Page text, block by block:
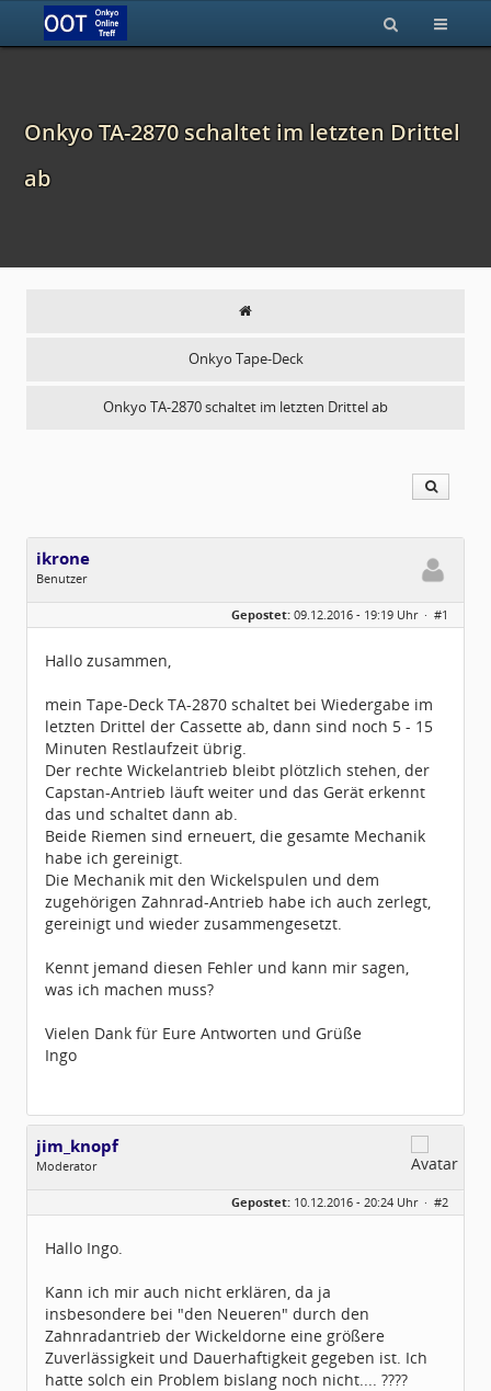
Onkyo TA-2870 schaltet im letzten Drittel
ab
Onkyo Tape-Deck
Onkyo TA-2870 schaltet im letzten Drittel ab
ikrone
Benutzer
Geschlecht:
Alter:
62
Dabei seit:
07 / 2015
Gepostet: 09.12.2016 - 19:19 Uhr · #1
Hallo zusammen,
mein Tape-Deck TA-2870 schaltet bei Wiedergabe im
letzten Drittel der Cassette ab, dann sind noch 5 - 15
Minuten Restlaufzeit übrig.
Der rechte Wickelantrieb bleibt plötzlich stehen, der
Capstan-Antrieb läuft weiter und das Gerät erkennt
das und schaltet dann ab.
Beide Riemen sind erneuert, die gesamte Mechanik
habe ich gereinigt.
Die Mechanik mit den Wickelspulen und dem
zugehörigen Zahnrad-Antrieb habe ich auch zerlegt,
gereinigt und wieder zusammengesetzt.
Kennt jemand diesen Fehler und kann mir sagen,
was ich machen muss?
Vielen Dank für Eure Antworten und Grüße
Ingo
jim_knopf
Moderator
Beiträge:
1031
Gepostet: 10.12.2016 - 20:24 Uhr · #2
Hallo Ingo.
Kann ich mir auch nicht erklären, da ja
insbesondere bei "den Neueren" durch den
Zahnradantrieb der Wickeldorne eine größere
Zuverlässigkeit und Dauerhaftigkeit gegeben ist. Ich
hatte solch ein Problem bislang noch nicht.... ????